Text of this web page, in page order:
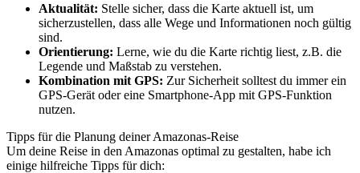
Aktualität: Stelle sicher, dass die Karte aktuell ist, um
sicherzustellen, dass alle Wege und Informationen noch gültig
sind.
Orientierung: Lerne, wie du die Karte richtig liest, z.B. die
Legende und Maßstab zu verstehen.
Kombination mit GPS: Zur Sicherheit solltest du immer ein
GPS-Gerät oder eine Smartphone-App mit GPS-Funktion
nutzen.
Tipps für die Planung deiner Amazonas-Reise
Um deine Reise in den Amazonas optimal zu gestalten, habe ich
einige hilfreiche Tipps für dich: